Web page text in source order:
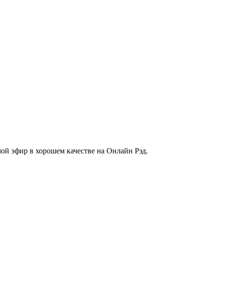
в хорошем качестве на Онлайн Рэд.